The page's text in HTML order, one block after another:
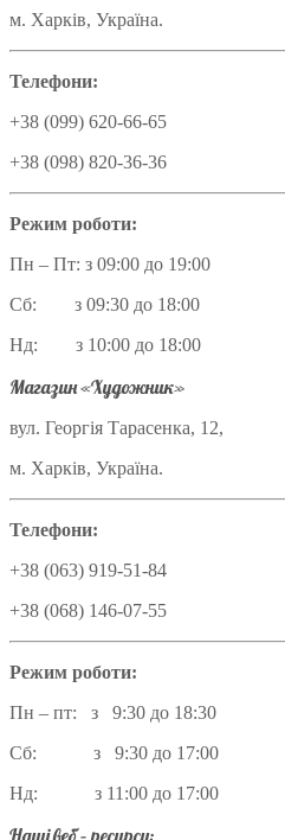
м. Харків, Україна.
Телефони:
+38 (099) 620-66-65
+38 (098) 820-36-36
Режим роботи:
Пн – Пт: з 09:00 до 19:00
Сб: з 09:30 до 18:00
Нд: з 10:00 до 18:00
Магазин «Художник»
вул. Георгія Тарасенка, 12,
м. Харків, Україна.
Телефони:
+38 (063) 919-51-84
+38 (068) 146-07-55
Режим роботи:
Пн – пт: з 9:30 до 18:30
Сб: з 9:30 до 17:00
Нд: з 11:00 до 17:00